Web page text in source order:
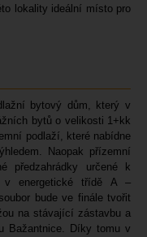
lokality ideální místo pro
bytový dům, který v
bytů o velikosti 1+kk
podlaží, které nabídne
Naopak přízemní
předzahrádky určené k
v energetické třídě A –
bude ve finále tvořit
na stávající zástavbu a
Bažantnice. Díky tomu v